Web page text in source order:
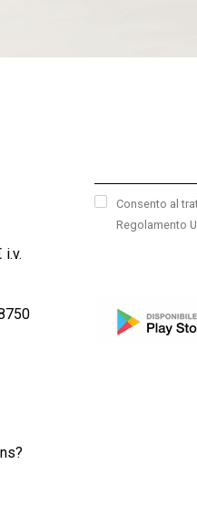
i.v.
Consento al
Regolamento